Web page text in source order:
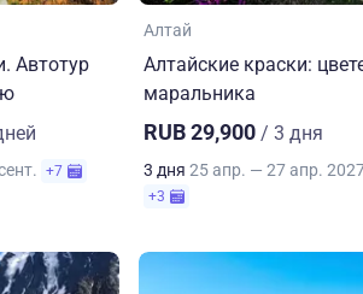
Автотур
+7
Алтай
Алтайские краски:
маральника
RUB 29,900 / 3 дня
3 дня 25 апр. — 27 апр.
+3